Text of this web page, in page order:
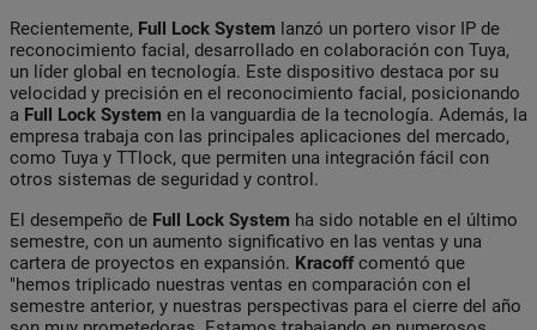
Recientemente, Full Lock System lanzó un portero visor IP de
reconocimiento facial, desarrollado en colaboración con Tuya,
un líder global en tecnología. Este dispositivo destaca por su
velocidad y precisión en el reconocimiento facial, posicionando
a Full Lock System en la vanguardia de la tecnología. Además, la
empresa trabaja con las principales aplicaciones del mercado,
como Tuya y TTlock, que permiten una integración fácil con
otros sistemas de seguridad y control.
El desempeño de Full Lock System ha sido notable en el último
semestre, con un aumento significativo en las ventas y una
cartera de proyectos en expansión. Kracoffcomentó que
"hemos triplicado nuestras ventas en comparación con el
semestre anterior, y nuestras perspectivas para el cierre del año